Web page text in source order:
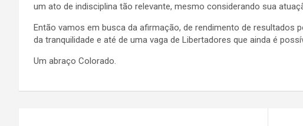
um ato de indisciplina tão relevante, mesmo considerando sua
Então vamos em busca da afirmação, de rendimento de resultados
da tranquilidade e até de uma vaga de Libertadores que ainda é
Um abraço Colorado.